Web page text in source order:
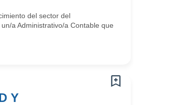
del sector del
a Administrativo/a Contable que
Y